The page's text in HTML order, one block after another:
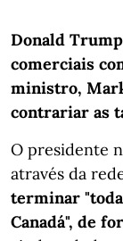
Donald
comerciais
ministro,
contrariar as
O presidente
através da
terminar
Canadá", de